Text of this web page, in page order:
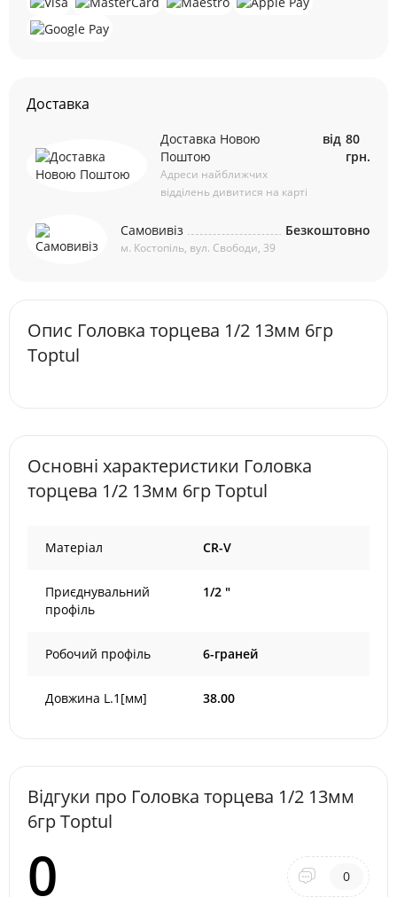
Доставка
Доставка Новою
Поштою
Адреси найближчих
відділень дивитися на карті
від 80
грн.
Самовивіз
м. Костопіль, вул. Свободи, 39
Безкоштовно
Опис Головкa торцева 1/2 13мм 6гр
Toptul
Основні характеристики Головкa
торцева 1/2 13мм 6гр Toptul
Матеріал CR-V
Приєднувальний
профіль
1/2 "
Робочий профіль 6-граней
Довжина L.1[мм] 38.00
Відгуки про Головкa торцева 1/2 13мм
6гр Toptul
0 0